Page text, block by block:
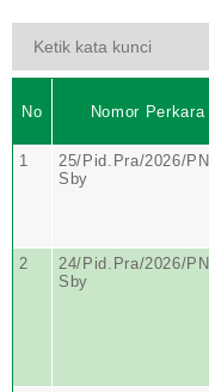
No Nomor Perkara
1
25/Pid.Pra/2026/PN
Sby
2
24/Pid.Pra/2026/PN
Sby